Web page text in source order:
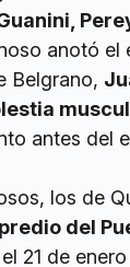
anotó el
Belgrano,
antes del
los de
del
21 de